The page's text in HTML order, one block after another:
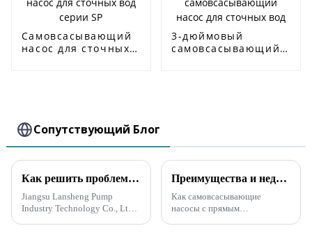
Самовсасывающий
насос для сточных
3-дюймовый
самовсасывающий
Сопутствующий Блог
Как решить проблему выбора высокого напора для самовсасывающего канализационного насоса
Jiangsu Lansheng Pump
Industry Technology Co., Ltd.,
Преимущества и недостатки самовсасывающих насосов прямого и раздельного типа
Как самовсасывающие
насосы с прямым